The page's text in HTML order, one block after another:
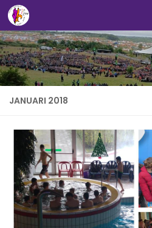
Doorgaan naar inhoud
JANUARI 2018